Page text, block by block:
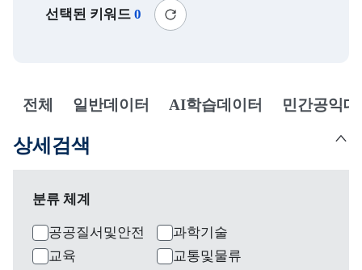
선택된 키워드 0
새로고침
전체
선택됨
일반데이터 AI학습데이터 민간공익
상세검색
상세검색
분류 체계
공공질서및안전
과학기술
교육
교통및물류